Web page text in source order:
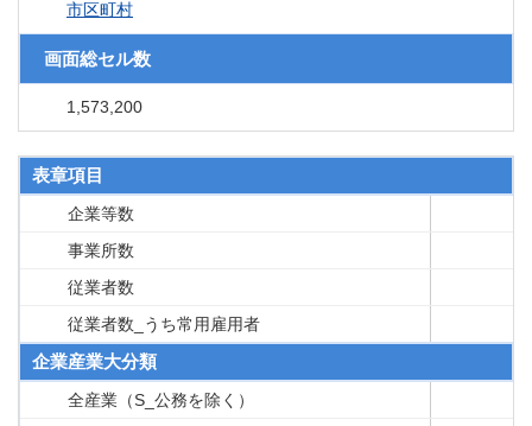
市区町村
画面総セル数
1,573,200
表章項目
企業等数
事業所数
従業者数
従業者数_うち常用雇用者
企業産業大分類
全産業（S_公務を除く）